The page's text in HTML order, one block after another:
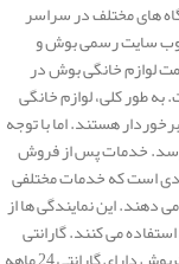
های مختلف در سراسر
وب سایت رسمی بوش و
لوازم خانگی بوش در
طور کلی، لوازم خانگی
هستند. اما با توجه
رسد. خدمات پس از فروش
است که خدمات مختلفی
دهند. این نمایندگی ها از
می کنند. گارانتی